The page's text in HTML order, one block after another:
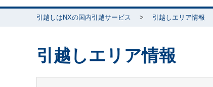
引越しはNXの国内引越サービス 引越しエリア情報
引越しエリア情報